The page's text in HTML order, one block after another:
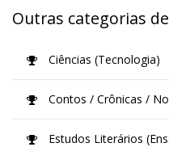
Outras categorias
Ciências (Tecnologia)
Contos / Crônicas /
Estudos Literários